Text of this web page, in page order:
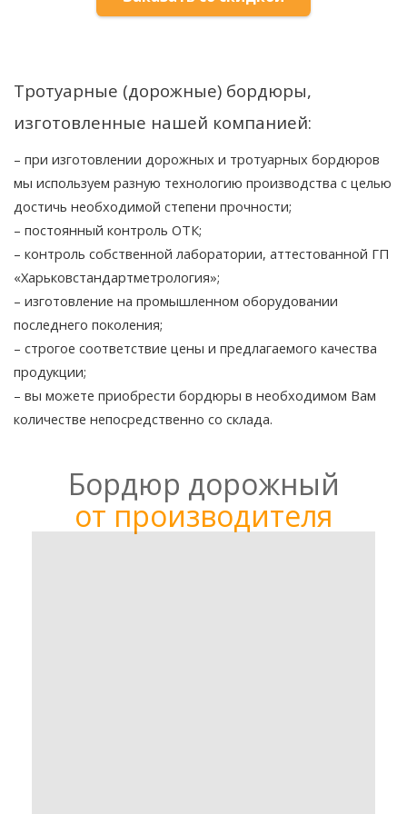
Тротуарные (дорожные) бордюры,
изготовленные нашей компанией:
– при изготовлении дорожных и тротуарных бордюров
мы используем разную технологию производства с целью
достичь необходимой степени прочности;
– постоянный контроль ОТК;
– контроль собственной лаборатории, аттестованной ГП
«Харьковстандартметрология»;
– изготовление на промышленном оборудовании
последнего поколения;
– строгое соответствие цены и предлагаемого качества
продукции;
– вы можете приобрести бордюры в необходимом Вам
количестве непосредственно со склада.
Бордюр дорожный
от производителя